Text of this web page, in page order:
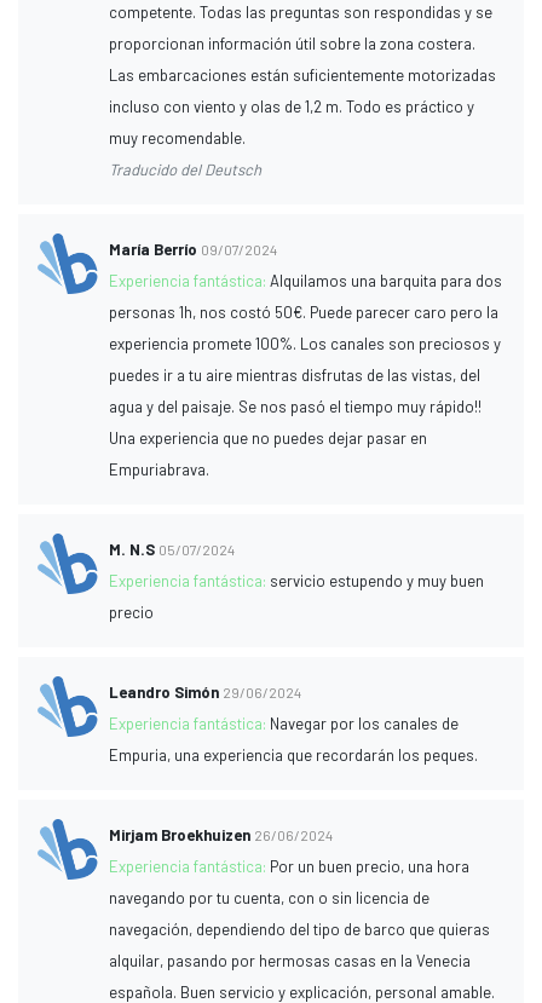
competente. Todas las preguntas son respondidas y se
proporcionan información útil sobre la zona costera.
Las embarcaciones están suficientemente motorizadas
incluso con viento y olas de 1,2 m. Todo es práctico y
muy recomendable.
Traducido del Deutsch
María Berrío 09/07/2024
Experiencia fantástica:Alquilamos una barquita para dos
personas 1h, nos costó 50€. Puede parecer caro pero la
experiencia promete 100%. Los canales son preciosos y
puedes ir a tu aire mientras disfrutas de las vistas, del
agua y del paisaje. Se nos pasó el tiempo muy rápido!!
Una experiencia que no puedes dejar pasar en
Empuriabrava.
M. N.S 05/07/2024
Experiencia fantástica: servicio estupendo y muy buen
precio
Leandro Simón 29/06/2024
Experiencia fantástica: Navegar por los canales de
Empuria, una experiencia que recordarán los peques.
Mirjam Broekhuizen 26/06/2024
Experiencia fantástica: Por un buen precio, una hora
navegando por tu cuenta, con o sin licencia de
navegación, dependiendo del tipo de barco que quieras
alquilar, pasando por hermosas casas en la Venecia
española. Buen servicio y explicación, personal amable.